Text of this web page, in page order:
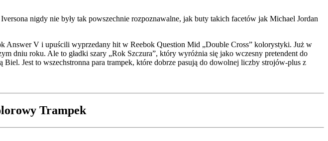
nigdy nie były tak powszechnie rozpoznawalne, jak buty takich facetów jak Michael Jordan
Answer V i upuścili wyprzedany hit w Reebok Question Mid „Double Cross” kolorystyki. Już w
dniu roku. Ale to gładki szary „Rok Szczura”, który wyróżnia się jako wczesny pretendent do
Jest to wszechstronna para trampek, które dobrze pasują do dowolnej liczby strojów-plus z
Trampek